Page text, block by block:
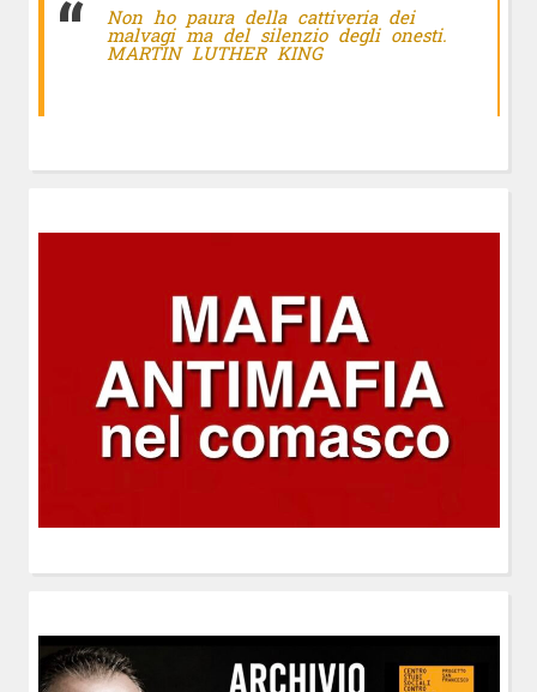
Non ho paura della cattiveria dei
malvagi ma del silenzio degli onesti.
MARTIN LUTHER KING